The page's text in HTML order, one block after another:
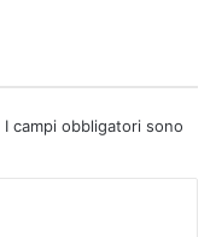
I campi obbligatori sono